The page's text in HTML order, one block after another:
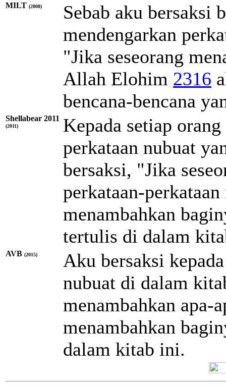
MILT (2008)
Sebab aku bersaksi
mendengarkan
"Jika seseorang
Allah Elohim 2316
bencana-bencana
Shellabear 2011
(2011)
Kepada setiap
perkataan nubuat
bersaksi, "Jika
perkataan-
menambahkan
tertulis di dalam
AVB (2015)
Aku bersaksi
nubuat di dalam
menambahkan apa-
menambahkan
dalam kitab ini.